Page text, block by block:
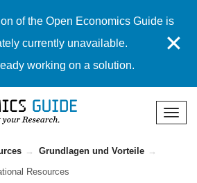
of the Open Economics Guide is
currently unavailable.
working on a solution.
✕
Grundlagen und Vorteile
Resources